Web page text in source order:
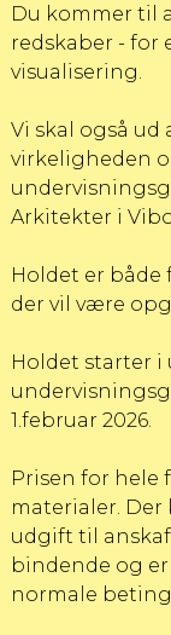
Du kommer til
redskaber - for
visualisering.
Vi skal også
virkeligheden
Arkitekter i
Holdet er både
der vil være
Holdet starter i
1.februar 2026.
Prisen for hele
materialer. Der
udgift til
bindende og
normale